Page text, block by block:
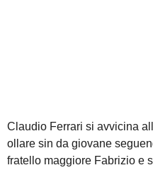
Claudio Ferrari si avvicina
ollare sin da giovane
fratello maggiore Fabrizio e